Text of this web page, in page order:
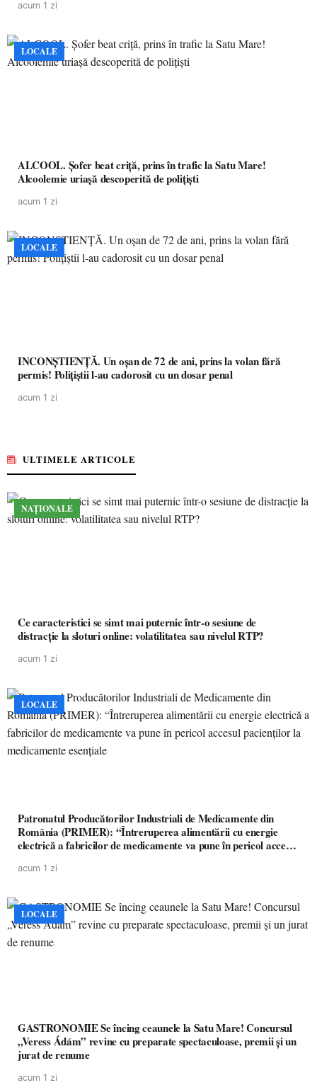
acum 1 zi
LOCALE
ALCOOL. Șofer beat criță, prins în trafic la Satu Mare!
Alcoolemie uriașă descoperită de polițiști
acum 1 zi
LOCALE
INCONȘTIENȚĂ. Un oșan de 72 de ani, prins la volan fără
permis! Polițiștii l-au cadorosit cu un dosar penal
acum 1 zi
ULTIMELE ARTICOLE
NAȚIONALE
Ce caracteristici se simt mai puternic într-o sesiune de
distracție la sloturi online: volatilitatea sau nivelul RTP?
acum 1 zi
LOCALE
Patronatul Producătorilor Industriali de Medicamente din
România (PRIMER): “Întreruperea alimentării cu energie
electrică a fabricilor de medicamente va pune în pericol accesul
acum 1 zi
LOCALE
GASTRONOMIE Se încing ceaunele la Satu Mare! Concursul
„Veress Ádám” revine cu preparate spectaculoase, premii și un
jurat de renume
acum 1 zi